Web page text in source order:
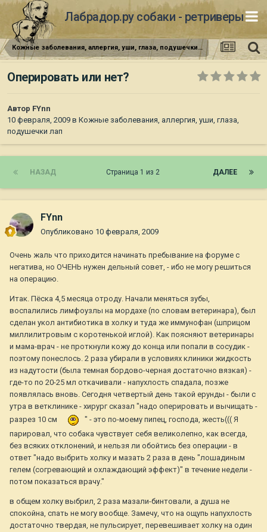
Лабрадор.ру собаки - ретриверы
Кожные заболевания, аллергия, уши, глаза, подушечки лап
Оперировать или нет?
Автор FYnn
10 февраля, 2009 в Кожные заболевания, аллергия, уши, глаза,
подушечки лап
НАЗАД ДАЛЕЕ
Страница 1 из 2
FYnn
Опубликовано 10 февраля, 2009
Очень жаль что приходится начинать пребывание на форуме с
негатива, но ОЧЕНЬ нужен дельный совет, - ибо не могу решиться
на операцию.
Итак. Пёска 4,5 месяца отроду. Начали меняться зубы,
воспалились лимфоузлы на мордахе (по словам ветеринара), был
сделан укол антибиотика в холку и туда же иммунофан (шприцом
миллилитровым с коротенькой иглой). Как поясняют ветеринары
и мама-врач - не проткнули кожу до конца или попали в сосудик -
поэтому понеслось. 2 раза убирали в условиях клиники жидкость
из надутости (была темная бордово-черная достаточно вязкая) -
где-то по 20-25 мл откачивали - напухлость спадала, позже
появлялась вновь. Сегодня четвертый день такой ерунды - были с
утра в ветклинике - хирург сказал "надо оперировать и вычищать -
разрез 10 см
" - это по-моему пипец, господа, жесть((( Я
парировал, что собака чувствует себя великолепно, как всегда,
без всяких отклонений, и нельзя ли обойтись без операции - в
ответ "надо выбрить холку и мазать 2 раза в день "лошадиным
гелем (согревающий и охлаждающий эффект)" в течение недели -
потом показаться врачу."
в общем холку выбрил, 2 раза мазали-бинтовали, а душа не
спокойна, спать не могу вообще. Замечу, что на ощупь напухлость
достаточно твердая, не пульсирует, перевешивает холку на один